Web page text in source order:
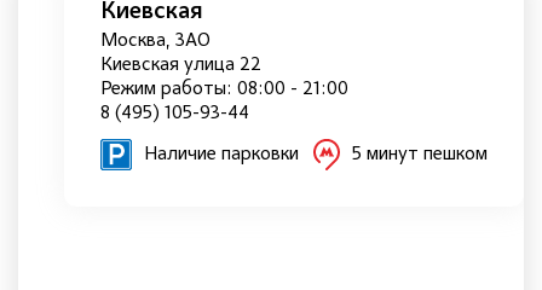
Киевская
Москва, ЗАО
Киевская улица 22
Режим работы: 08:00 - 21:00
8 (495) 105-93-44
Наличие парковки 5 минут пешком